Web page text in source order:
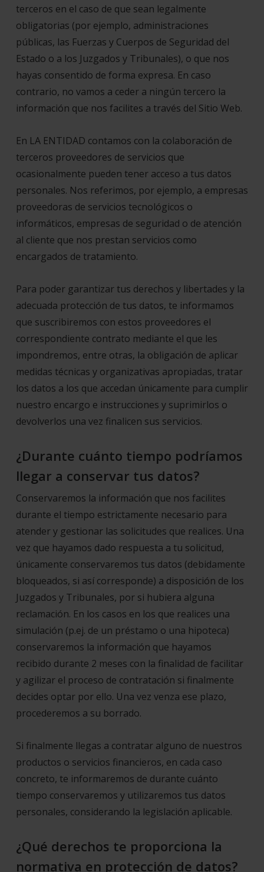
terceros en el caso de que sean legalmente
obligatorias (por ejemplo, administraciones
públicas, las Fuerzas y Cuerpos de Seguridad del
Estado o a los Juzgados y Tribunales), o que nos
hayas consentido de forma expresa. En caso
contrario, no vamos a ceder a ningún tercero la
información que nos facilites a través del Sitio Web.
En LA ENTIDAD contamos con la colaboración de
terceros proveedores de servicios que
ocasionalmente pueden tener acceso a tus datos
personales. Nos referimos, por ejemplo, a empresas
proveedoras de servicios tecnológicos o
informáticos, empresas de seguridad o de atención
al cliente que nos prestan servicios como
encargados de tratamiento.
Para poder garantizar tus derechos y libertades y la
adecuada protección de tus datos, te informamos
que suscribiremos con estos proveedores el
correspondiente contrato mediante el que les
impondremos, entre otras, la obligación de aplicar
medidas técnicas y organizativas apropiadas, tratar
los datos a los que accedan únicamente para cumplir
nuestro encargo e instrucciones y suprimirlos o
devolverlos una vez finalicen sus servicios.
¿Durante cuánto tiempo podríamos
llegar a conservar tus datos?
Conservaremos la información que nos facilites
durante el tiempo estrictamente necesario para
atender y gestionar las solicitudes que realices. Una
vez que hayamos dado respuesta a tu solicitud,
únicamente conservaremos tus datos (debidamente
bloqueados, si así corresponde) a disposición de los
Juzgados y Tribunales, por si hubiera alguna
reclamación. En los casos en los que realices una
simulación (p.ej. de un préstamo o una hipoteca)
conservaremos la información que hayamos
recibido durante 2 meses con la finalidad de facilitar
y agilizar el proceso de contratación si finalmente
decides optar por ello. Una vez venza ese plazo,
procederemos a su borrado.
Si finalmente llegas a contratar alguno de nuestros
productos o servicios financieros, en cada caso
concreto, te informaremos de durante cuánto
tiempo conservaremos y utilizaremos tus datos
personales, considerando la legislación aplicable.
¿Qué derechos te proporciona la
normativa en protección de datos?